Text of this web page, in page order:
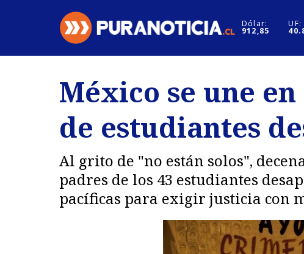
Dólar:
912,85
UF:
Regiones
Deportes
Internacional
Motores
México se une
de estudiantes
Al grito de "no están solos",
padres de los 43 estudiantes
pacíficas para exigir justicia con